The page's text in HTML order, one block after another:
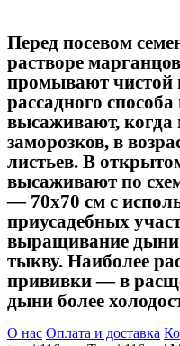
Перед посевом
растворе
промывают чистой
рассадного
высаживают, когда
заморозков, в
листьев. В
высаживают по
— 70х70 см с
приусадебных
выращивание дыни
тыкву. Наиболее
прививки — в
дыни более
О нас Оплата и доставка